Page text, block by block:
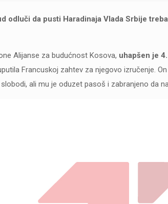
odluči da pusti Haradinaja Vlada Srbije
Alijanse za budućnost Kosova, uhapšen je
Francuskoj zahtev za njegovo izručenje.
ali mu je oduzet pasoš i zabranjeno da